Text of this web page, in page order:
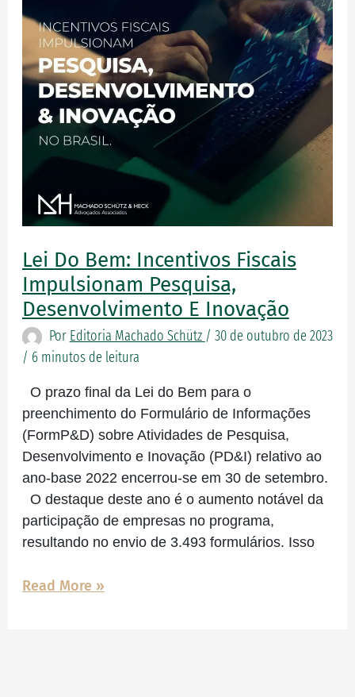
Lei Do Bem: Incentivos Fiscais
Impulsionam Pesquisa,
Desenvolvimento E Inovação
Por Editoria Machado Schütz / 30 de outubro de 2023
/ 6 minutos de leitura
O prazo final da Lei do Bem para o
preenchimento do Formulário de Informações
(FormP&D) sobre Atividades de Pesquisa,
Desenvolvimento e Inovação (PD&I) relativo ao
ano-base 2022 encerrou-se em 30 de setembro.
O destaque deste ano é o aumento notável da
participação de empresas no programa,
resultando no envio de 3.493 formulários. Isso
fiscais
impulsionam
Pesquisa,
Desenvolvimento
Inovação
Read More »